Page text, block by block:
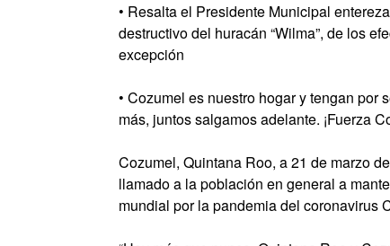
• Resalta el Presidente Municipal
destructivo del huracán “Wilma”, de los
excepción
• Cozumel es nuestro hogar y tengan
más, juntos salgamos adelante. ¡Fuerza
Cozumel, Quintana Roo, a 21 de marzo
llamado a la población en general a
mundial por la pandemia del coronavirus